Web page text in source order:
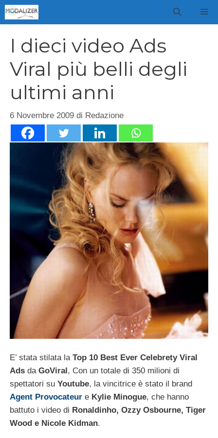
Vai
al
I dieci video Ads
Viral più belli degli
ultimi anni
6 Novembre 2009 di Redazione
E’ stata stilata la Top 10 Best Ever Celebrety Viral
Ads da GoViral , Con un totale di 350 milioni di
spettatori su Youtube, la vincitrice è stato il brand
Agent Provocateur e Kylie Minogue, che hanno
battuto i video di Ronaldinho, Ozzy Osbourne, Tiger
Wood e Nicole Kidman.